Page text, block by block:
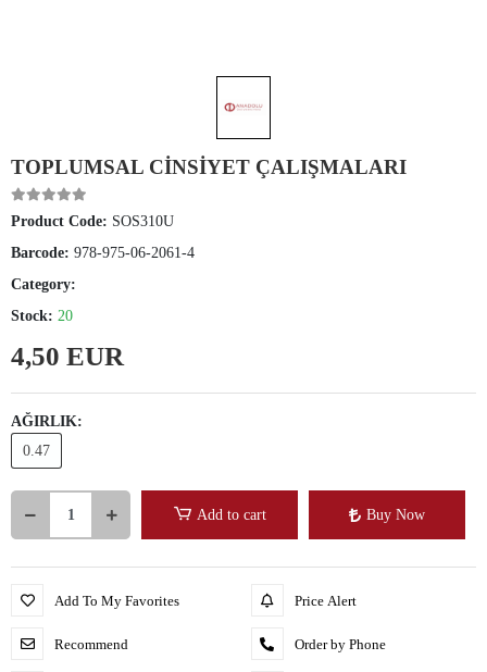
TOPLUMSAL CİNSİYET ÇALIŞMALARI
Product Code: SOS310U
Barcode: 978-975-06-2061-4
Category:
Stock: 20
4,50 EUR
AĞIRLIK:
0.47
Add to cart Buy Now
Add To My Favorites
Recommend
Price Alert
Order by Phone